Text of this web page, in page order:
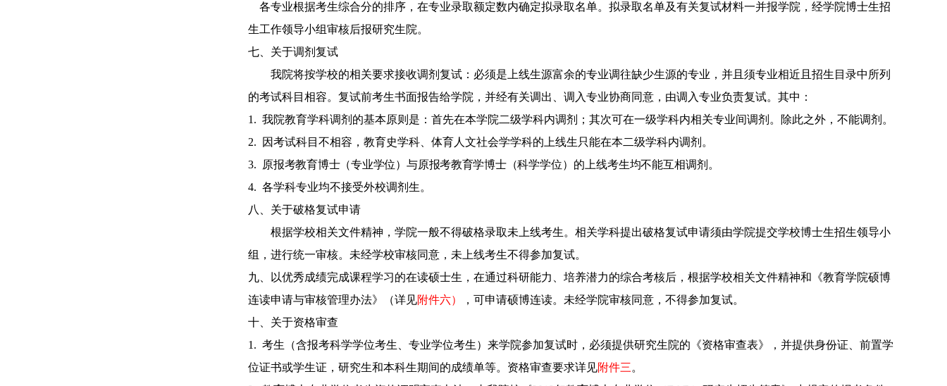
各专业根据考生综合分的排序，在专业录取额定数内确定拟录取名单。拟录取名单及有关复试材料一并报学院，经学院博士生招
生工作领导小组审核后报研究生院。
七、关于调剂 复试
我院将按学校的相关要求接收调剂复试： 必须是上线生源富余的专业调往缺少生源的专业 ，并且 须专业相近且招生目录中所列
的考试科目相容。 复试前考生书面报告给学院，并经有关调出、调入专业协商同意，由调入专业负责复试。其中：
1 . 我院教育学科调剂的基本原则是：首先在本学院二级学科内调剂；其次可在一级学科内相关专业间调剂。除此之外，不能调剂。
2.
因考试科目不相容，教育史学科、体育人文社会学学科的上线生只能在本二级学科内调剂。
3. 原报考教育博士（专业学位）与原报考教育学博士（科学学位） 的 上线考生均不能互相调剂。
4. 各学科专业均不接受外校调剂生。
八、关于破格复试申请
根据学校相关文件精神，学院一般不得破格录取未上线考生。相关学科提出破格复试申请须由学院提交学校博士生招生领导小
组，进行统一审核。 未经学校审核同意，未上线考生不得参加复试。
九、以优秀成绩完成课程学习的在读硕士生，在通过科研能力、培养潜力的综合考核后， 根据学校相关文件精神和《教育学院硕博
连读申请与审核管理办法》（详见附件六） ， 可申请硕博连读。 未经学院审核同意，不得参加复试。
十、关于资格审查
1 . 考生 （含报考科学学位考生、专业学位考生） 来学院参加复试时，必须提供研究生院的《资格审查表》，并提供身份证、前置学
位证书或学生证，研究生和本科生期间的成绩单等。资格审查要求详见附件三。